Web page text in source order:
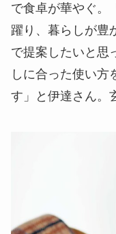
で食卓が華やぐ。
躍り、暮らしが豊
で提案したいと思
しに合った使い方
す」と伊達さん。